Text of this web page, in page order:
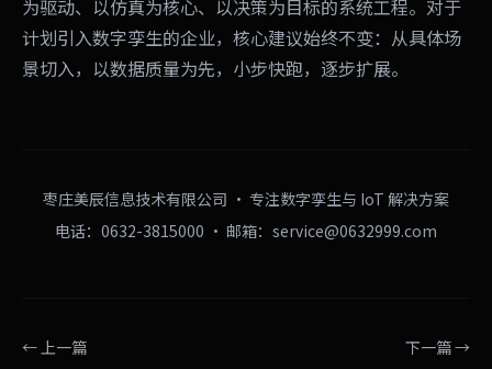
为驱动、以仿真为核心、以决策为目标的系统工程。对于
计划引入数字孪生的企业，核心建议始终不变：从具体场
景切入，以数据质量为先，小步快跑，逐步扩展。
枣庄美辰信息技术有限公司 · 专注数字孪生与 IoT 解决方案
电话：0632-3815000 · 邮箱：service@0632999.com
← 上一篇 下一篇 →